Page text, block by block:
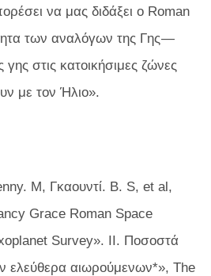
να μας διδάξει ο Roman
των αναλόγων της Γης —
στις κατοικήσιμες ζώνες
με τον Ήλιο».
Μ, Γκαουντί. B. S, et al,
Grace Roman Space
Survey». II. Ποσοστά
ελεύθερα αιωρούμενων*», The